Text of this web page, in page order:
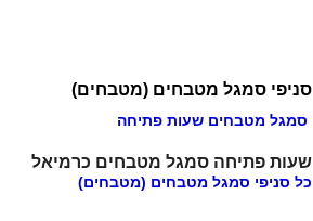
סניפי סמגל מטבחים (מטבחים)
סמגל מטבחים שעות פתיחה
שעות פתיחה סמגל מטבחים כרמיאל
כל סניפי סמגל מטבחים (מטבחים)